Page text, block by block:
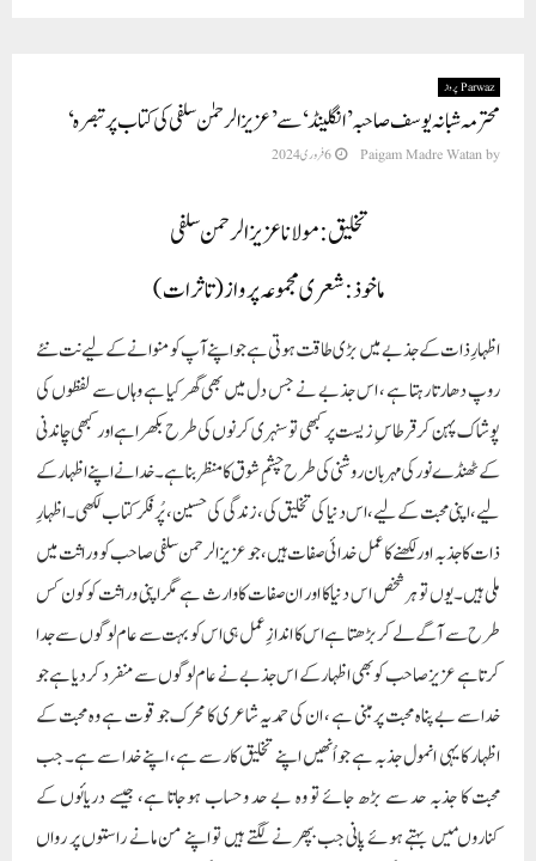
Parwaz پرواز
محترمہ شبانہ یوسف صا حبہ’ انگلینڈ‘ سے ’عزیز الرحمٰن سلفی کی کتاب پر تبصرہ‘
by
Paigam Madre Watan 6 فروری 2024
تخلیق: مولانا عزیز الرحمن سلفی
ماخوذ: شعری مجموعہ پرواز(تاثرات)
اظہارِ ذات کے جذبے میں بڑی طاقت ہوتی ہے جو اپنے آپ کو منوانے کے لیے نت نئے
روپ دھارتا رہتا ہے ، اس جذبے نے جس دل میں بھی گھر کیا ہے وہاں سے لفظوں کی
پوشاک پہن کر قرطاس ِ زیست پر کبھی تو سنہری کرنوں کی طرح بکھرا ہے اور کبھی چاندنی
کے ٹھنڈے نور کی مہربان روشنی کی طرح چشمِ شوق کا منظر بنا ہے۔خدا نے اپنے اظہار کے
لیے ،اپنی محبت کے لیے ،اس دنیا کی تخلیق کی ، زندگی کی حسین، پُر فکر کتاب لکھی ۔اظہارِ
ذات کاجذبہ اور لکھنے کا عمل خدائی صفات ہیں ،جو عزیزالرحمن سلفی صاحب کو وراثت میں
ملی ہیں۔ یوں تو ہر شخص اس دنیا کا اور ان صفات کا وارث ہے مگر اپنی وراثت کو کون کس
طرح سے آگے لے کر بڑھتا ہے اس کا اندازِ عمل ہی اس کو بہت سے عام لوگوں سے جدا
کرتا ہے عزیز صاحب کو بھی اظہار کے اس جذبے نے عام لوگوں سے منفرد کر دیا ہے جو
خدا سے بے پناہ محبت پر مبنی ہے ، ان کی حمدیہ شاعری کا محرک جو قوت ہے وہ محبت کے
اظہار کا یہی انمول جذبہ ہے جو اُنھیں اپنے تخلیق کار سے ہے، اپنے خدا سے ہے۔ جب
محبت کا جذبہ حد سے بڑھ جائے تو وہ بے حد وحساب ہوجاتا ہے، جیسے دریائوں کے
کناروںمیں بہتے ہوئے پانی جب بپھرنے لگتے ہیں تو اپنے من مانے راستوں پر رواں